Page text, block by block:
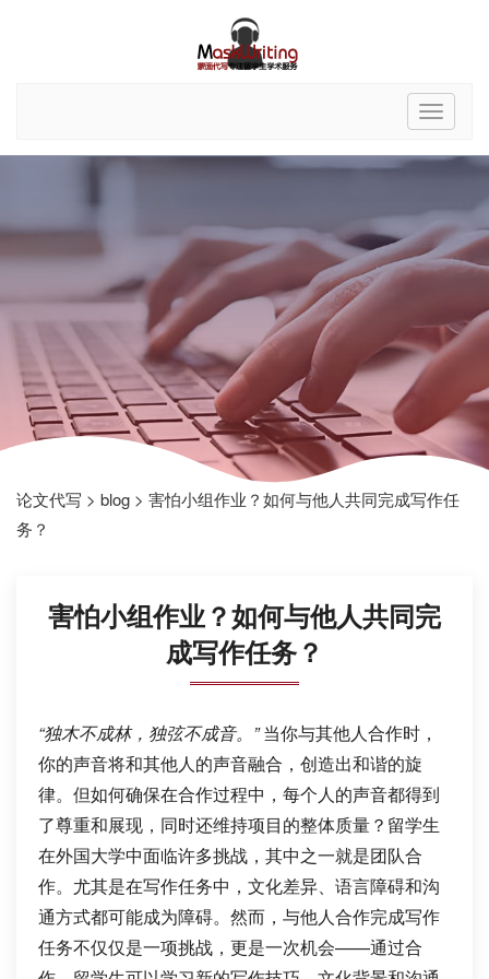
论文代写 > blog > 害怕小组作业？如何与他人共同完成写作任
务？
害怕小组作业？如何与他人共同完
成写作任务？
“独木不成林，独弦不成音。”当你与其他人合作时，
你的声音将和其他人的声音融合，创造出和谐的旋
律。但如何确保在合作过程中，每个人的声音都得到
了尊重和展现，同时还维持项目的整体质量？留学生
在外国大学中面临许多挑战，其中之一就是团队合
作。尤其是在写作任务中，文化差异、语言障碍和沟
通方式都可能成为障碍。然而，与他人合作完成写作
任务不仅仅是一项挑战，更是一次机会——通过合